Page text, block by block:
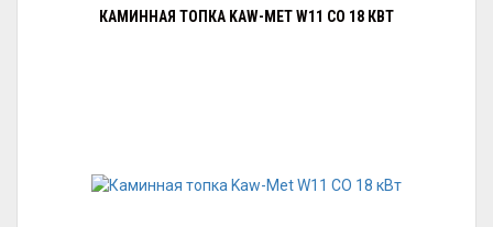
КАМИННАЯ ТОПКА KAW-MET W11 CO 18 КВТ